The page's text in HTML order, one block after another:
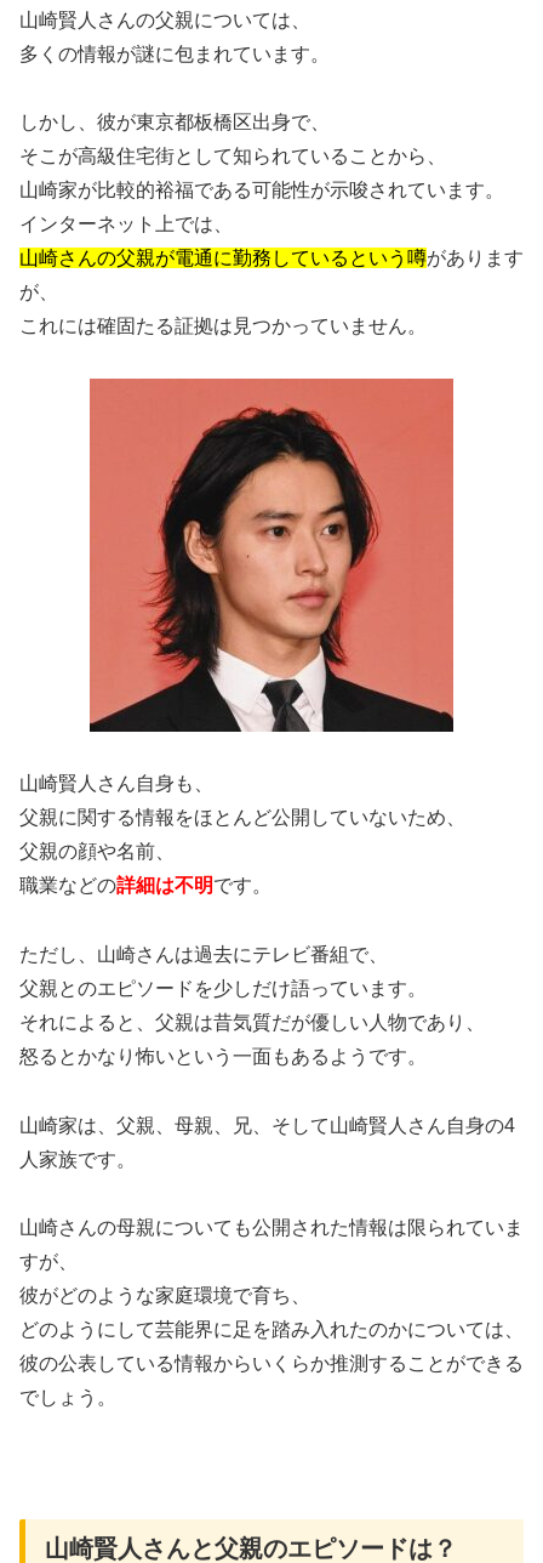
山崎賢人さんの父親については、
多くの情報が謎に包まれています。
しかし、彼が東京都板橋区出身で、
そこが高級住宅街として知られていることから、
山崎家が比較的裕福である可能性が示唆されています。
インターネット上では、
山崎さんの父親が電通に勤務しているという噂があります
が、
これには確固たる証拠は見つかっていません。
山崎賢人さん自身も、
父親に関する情報をほとんど公開していないため、
父親の顔や名前、
職業などの詳細は不明です。
ただし、山崎さんは過去にテレビ番組で、
父親とのエピソードを少しだけ語っています。
それによると、父親は昔気質だが優しい人物であり、
怒るとかなり怖いという一面もあるようです。
山崎家は、父親、母親、兄、そして山崎賢人さん自身の4
人家族です。
山崎さんの母親についても公開された情報は限られていま
すが、
彼がどのような家庭環境で育ち、
どのようにして芸能界に足を踏み入れたのかについては、
彼の公表している情報からいくらか推測することができる
でしょう。
山崎賢人さんと父親のエピソードは？